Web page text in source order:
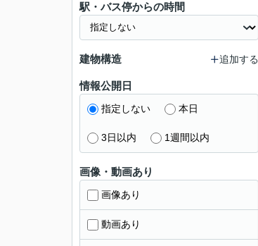
駅・バス停からの時間
建物構造 追加する
情報公開日
指定しない 本日
3日以内 1週間以内
画像・動画あり
画像あり
動画あり